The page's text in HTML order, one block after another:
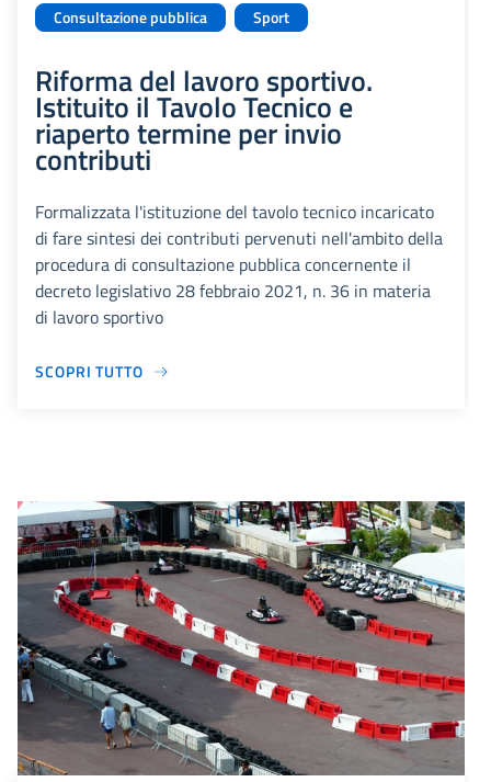
Consultazione pubblica
Sport
Riforma del lavoro sportivo.
Istituito il Tavolo Tecnico e
riaperto termine per invio
contributi
Formalizzata l'istituzione del tavolo tecnico incaricato
di fare sintesi dei contributi pervenuti nell'ambito della
procedura di consultazione pubblica concernente il
decreto legislativo 28 febbraio 2021, n. 36 in materia
di lavoro sportivo
SCOPRI TUTTO